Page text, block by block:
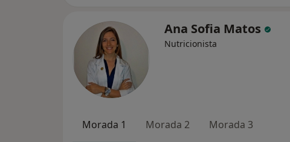
Ana Sofia Matos
Nutricionista
Morada 1 Morada 2 Morada 3